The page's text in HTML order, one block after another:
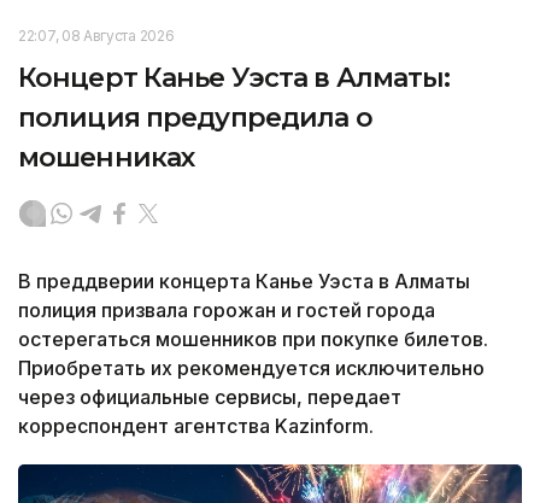
22:07, 08 Августа 2026
Концерт Канье Уэста в Алматы:
полиция предупредила о
мошенниках
В преддверии концерта Канье Уэста в Алматы
полиция призвала горожан и гостей города
остерегаться мошенников при покупке билетов.
Приобретать их рекомендуется исключительно
через официальные сервисы, передает
корреспондент агентства Kazinform.